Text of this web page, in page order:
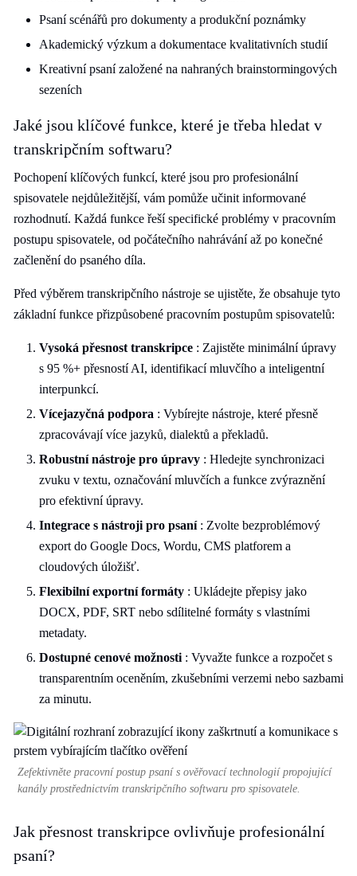
Psaní scénářů pro dokumenty a produkční poznámky
Akademický výzkum a dokumentace kvalitativních studií
Kreativní psaní založené na nahraných brainstormingových
sezeních
Jaké jsou klíčové funkce, které je třeba hledat v
transkripčním softwaru?
Pochopení klíčových funkcí, které jsou pro profesionální
spisovatele nejdůležitější, vám pomůže učinit informované
rozhodnutí. Každá funkce řeší specifické problémy v pracovním
postupu spisovatele, od počátečního nahrávání až po konečné
začlenění do psaného díla.
Před výběrem transkripčního nástroje se ujistěte, že obsahuje tyto
základní funkce přizpůsobené pracovním postupům spisovatelů:
Vysoká přesnost transkripce : Zajistěte minimální úpravy
s 95 %+ přesností AI, identifikací mluvčího a inteligentní
interpunkcí.
Vícejazyčná podpora : Vybírejte nástroje, které přesně
zpracovávají více jazyků, dialektů a překladů.
Robustní nástroje pro úpravy : Hledejte synchronizaci
zvuku v textu, označování mluvčích a funkce zvýraznění
pro efektivní úpravy.
Integrace s nástroji pro psaní: Zvolte bezproblémový
export do Google Docs, Wordu, CMS platforem a
cloudových úložišť.
Flexibilní exportní formáty : Ukládejte přepisy jako
DOCX, PDF, SRT nebo sdílitelné formáty s vlastními
metadaty.
Dostupné cenové možnosti : Vyvažte funkce a rozpočet s
transparentním oceněním, zkušebními verzemi nebo sazbami
za minutu.
Zefektivněte pracovní postup psaní s ověřovací technologií propojující
kanály prostřednictvím transkripčního softwaru pro spisovatele.
Jak přesnost transkripce ovlivňuje profesionální
psaní?